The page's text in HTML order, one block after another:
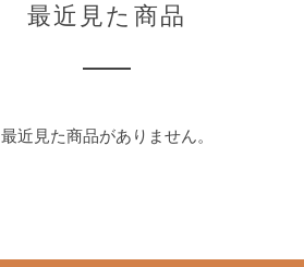
最近見た商品
最近見た商品がありません。